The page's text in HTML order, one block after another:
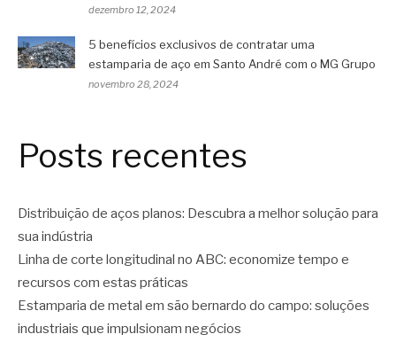
dezembro 12, 2024
5 benefícios exclusivos de contratar uma
estamparia de aço em Santo André com o MG Grupo
novembro 28, 2024
Posts recentes
Distribuição de aços planos: Descubra a melhor solução para
sua indústria
Linha de corte longitudinal no ABC: economize tempo e
recursos com estas práticas
Estamparia de metal em são bernardo do campo: soluções
industriais que impulsionam negócios